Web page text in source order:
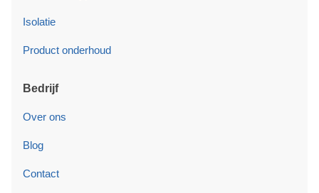
Isolatie
Product onderhoud
Bedrijf
Over ons
Blog
Contact